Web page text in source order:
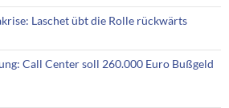
Laschet übt die Rolle rückwärts
Call Center soll 260.000 Euro Bußgeld